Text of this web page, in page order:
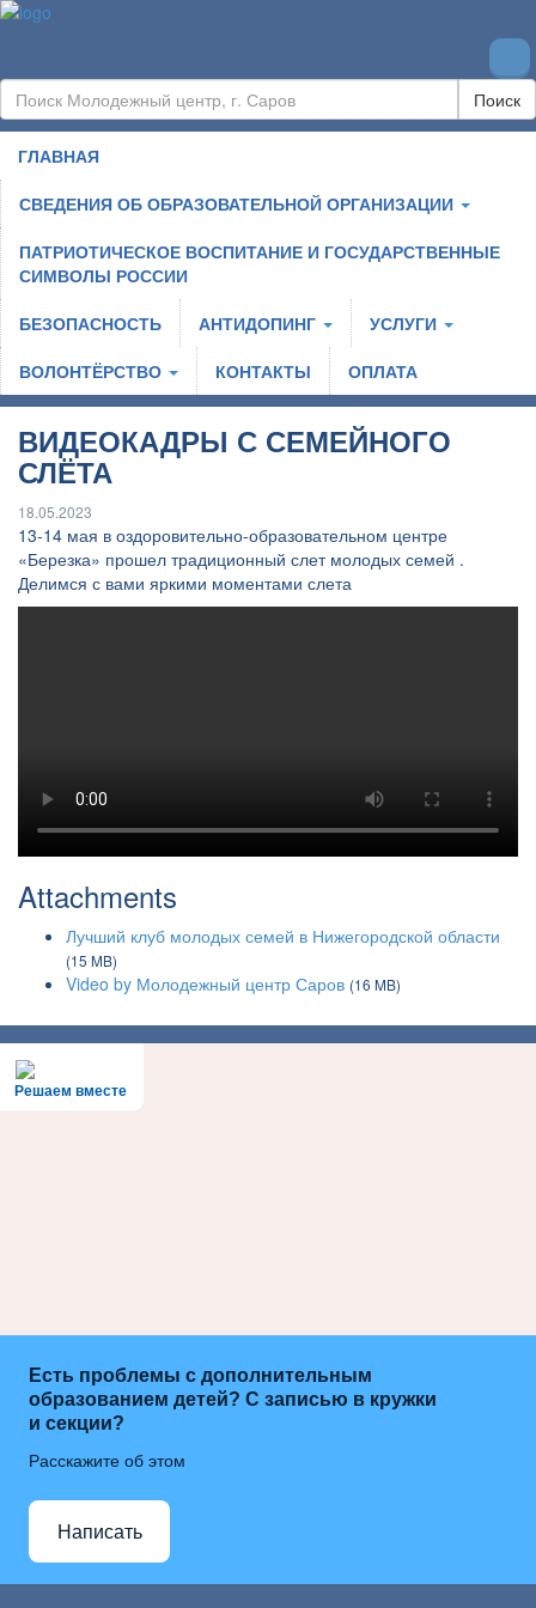
Поиск
ГЛАВНАЯ
СВЕДЕНИЯ ОБ ОБРАЗОВАТЕЛЬНОЙ ОРГАНИЗАЦИИ
ПАТРИОТИЧЕСКОЕ ВОСПИТАНИЕ И ГОСУДАРСТВЕННЫЕ
СИМВОЛЫ РОССИИ
БЕЗОПАСНОСТЬ
АНТИДОПИНГ
УСЛУГИ
ВОЛОНТЁРСТВО
КОНТАКТЫ ОПЛАТА
ВИДЕОКАДРЫ С СЕМЕЙНОГО
СЛЁТА
18.05.2023
13-14 мая в оздоровительно-образовательном центре
«Березка» прошел традиционный слет молодых семей .
Делимся с вами яркими моментами слета
Attachments
Лучший клуб молодых семей в Нижегородской области
(15 MB)
Video by Молодежный центр Саров (16 MB)
Решаем вместе
Есть проблемы с дополнительным
образованием детей? С записью в кружки
и секции?
Расскажите об этом
Написать